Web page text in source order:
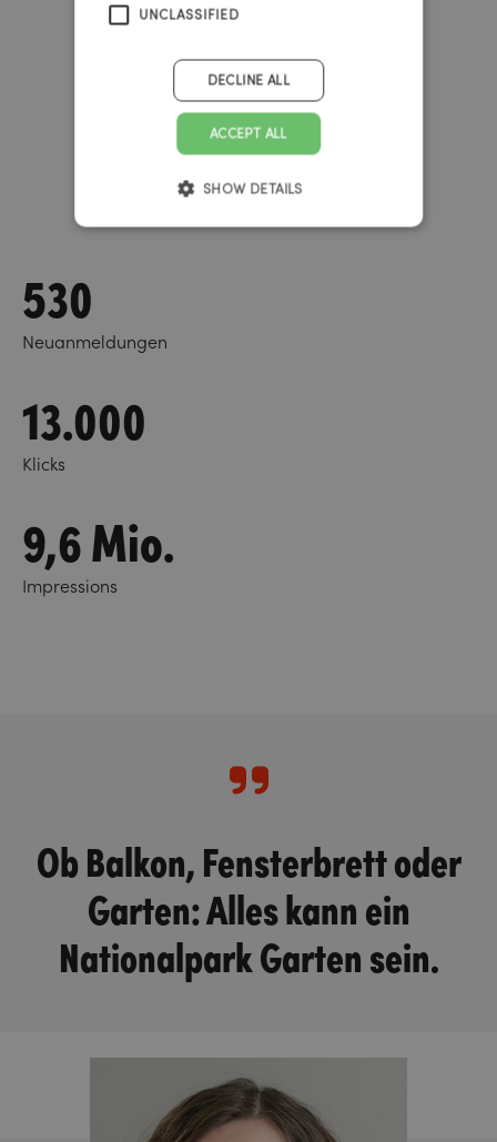
530
Neuanmeldungen
13.000
Klicks
9,6 Mio.
Impressions
Ob Balkon, Fensterbrett oder
Garten: Alles kann ein
Nationalpark Garten sein.
UNCLASSIFIED
ACCEPT ALL
DECLINE ALL
SHOW DETAILS